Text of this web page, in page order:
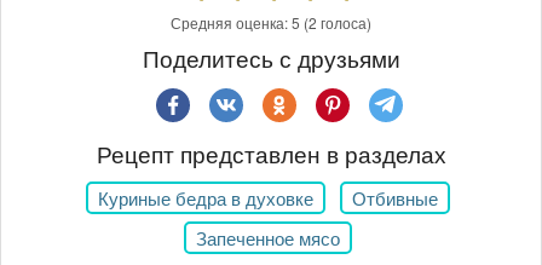
Средняя оценка:5 (2 голоса)
Поделитесь с друзьями
Рецепт представлен в разделах
Куриные бедра в духовке
Отбивные
Запеченное мясо